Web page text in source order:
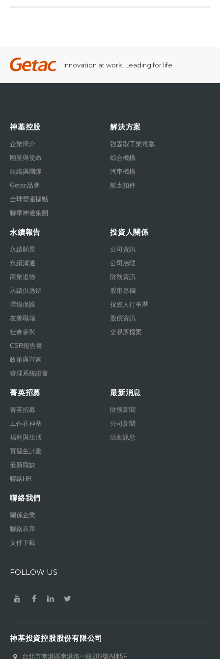
Innovation at work, Leading for life
神基控股
企業簡介
願景與使命
組織與團隊
Getac品牌
全球營運據點
聯華神通集團
解決方案
強固型工業電腦
綜合機構
汽車機構
航太扣件
永續報告
永續願景
永續溝通
商業道德
永續供應鏈
環境保護
友善職場
社會參與
CSR報告書
政策與宣言
管理系統證書
投資人關係
公司資訊
公司治理
財務資訊
股東專欄
投資人行事曆
股價資訊
交易所檔案
菁英招募
菁英招募
工作在神基
福利與生活
實習生計畫
最新職缺
聯絡HR
最新消息
財務新聞
公司新聞
活動訊息
聯絡我們
關係企業
聯絡表單
文件下載
FOLLOW US
神基投資控股股份有限公司
台北市南港區南港路一段209號A棟5F